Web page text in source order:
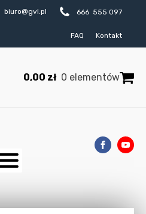
biuro@gvl.pl 666 555 097
FAQ Kontakt
0,00 zł 0 elementów